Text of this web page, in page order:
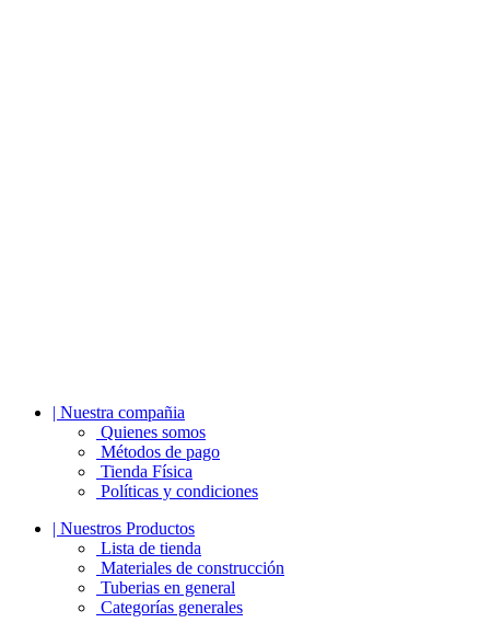
| Nuestra compañia
Quienes somos
Métodos de pago
Tienda Física
Políticas y condiciones
| Nuestros Productos
Lista de tienda
Materiales de construcción
Tuberias en general
Categorías generales